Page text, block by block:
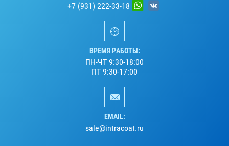
+7 (931) 222-33-18
ВРЕМЯ РАБОТЫ:
ПН-ЧТ 9:30-18:00
ПТ 9:30-17:00
EMAIL:
sale@intracoat.ru